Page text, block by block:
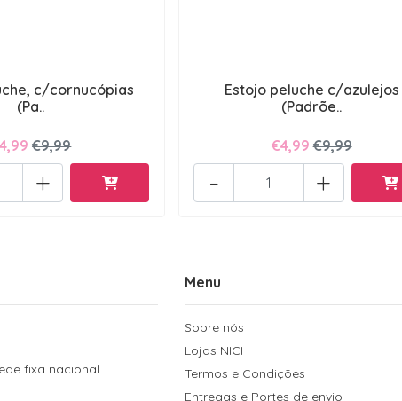
c/cornucópias
(Pa..
€9,99
+
Estojo peluche c/azulejos
(Padrõe..
€4,99 €9,99
+
-
fixa nacional
Menu
Sobre nós
Lojas NICI
Termos e Condições
Entregas e Portes de envio